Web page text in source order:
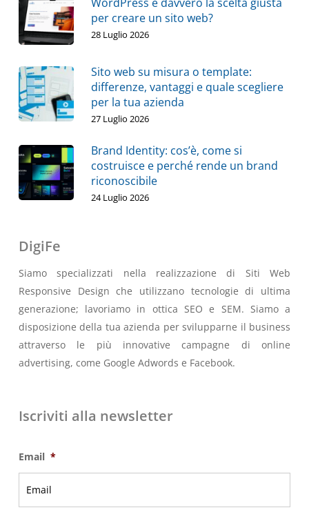
per creare un sito web?
28 Luglio 2026
Sito web su misura o template:
differenze, vantaggi e quale scegliere
per la tua azienda
27 Luglio 2026
Brand Identity: cos’è, come si
costruisce e perché rende un brand
riconoscibile
24 Luglio 2026
DigiFe
Siamo specializzati nella realizzazione di Siti Web
Responsive Design che utilizzano tecnologie di ultima
generazione; lavoriamo in ottica SEO e SEM. Siamo a
disposizione della tua azienda per svilupparne il business
attraverso le più innovative campagne di online
advertising, come Google Adwords e Facebook.
Iscriviti alla newsletter
Email *